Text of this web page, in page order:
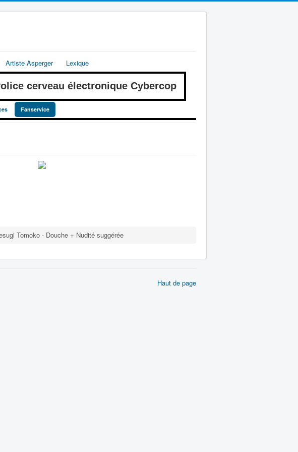
Artiste Asperger Lexique
cerveau électronique Cybercop
Fanservice
Tomoko - Douche + Nudité suggérée
Haut de page